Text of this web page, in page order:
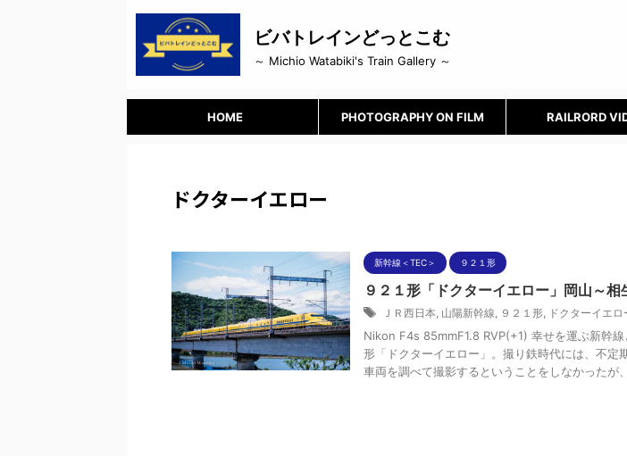
ビバトレインどっとこむ
～ Michio Watabiki's Train Gallery ～
HOME PHOTOGRAPHY ON FILM RAILRORD
ドクターイエロー
新幹線＜TEC＞ ９２１形
９２１形「ドクターイエロー」岡山～
ＪＲ西日本, 山陽新幹線, ９２１形, ドクターイエロ
Nikon F4s 85mmF1.8 RVP(+1) 幸せを運ぶ新幹線
形「ドクターイエロー」。撮り鉄時代には、不定
車両を調べて撮影するということをしなかったが